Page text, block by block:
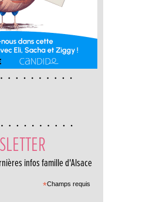
infos famille d'Alsace
*Champs requis